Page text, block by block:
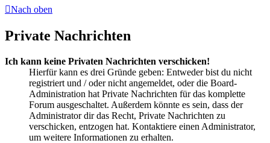
Nach oben
Private Nachrichten
Ich kann keine Privaten Nachrichten verschicken!
Hierfür kann es drei Gründe geben: Entweder bist du nicht
registriert und / oder nicht angemeldet, oder die Board-
Administration hat Private Nachrichten für das komplette
Forum ausgeschaltet. Außerdem könnte es sein, dass der
Administrator dir das Recht, Private Nachrichten zu
verschicken, entzogen hat. Kontaktiere einen Administrator,
um weitere Informationen zu erhalten.